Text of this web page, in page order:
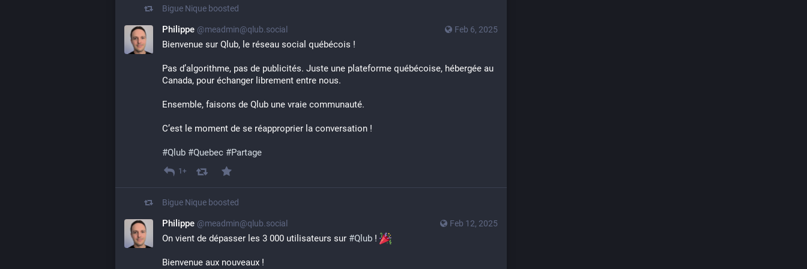
Bigue Nique boosted
Feb 6, 2025
Philippe @meadmin@qlub.social
Bienvenue sur Qlub, le réseau social québécois !
Pas d’algorithme, pas de publicités. Juste une plateforme québécoise, hébergée au
Canada, pour échanger librement entre nous.
Ensemble, faisons de Qlub une vraie communauté.
C’est le moment de se réapproprier la conversation !
#Qlub #Quebec #Partage
1+
Bigue Nique boosted
Feb 12, 2025
Philippe @meadmin@qlub.social
On vient de dépasser les 3 000 utilisateurs sur #Qlub !
Bienvenue aux nouveaux !